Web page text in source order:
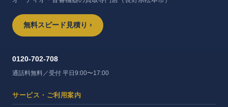
無料スピード見積り ›
0120-702-708
通話料無料／受付 平日9:00〜17:00
サービス・ご利用案内